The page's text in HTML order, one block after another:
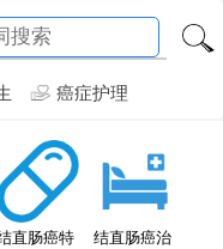
癌症护理
直肠癌特
结直肠癌治